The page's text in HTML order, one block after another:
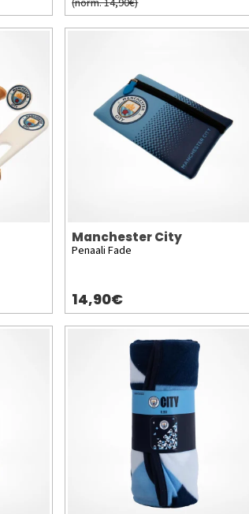
Manchester City
Penaali Fade
14,90€